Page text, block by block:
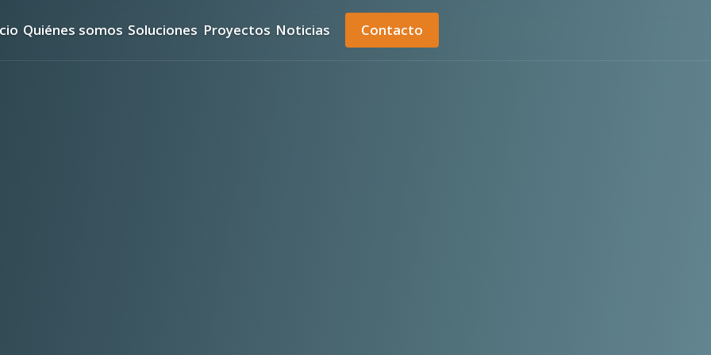
Quiénes somos Soluciones Proyectos Noticias Contacto